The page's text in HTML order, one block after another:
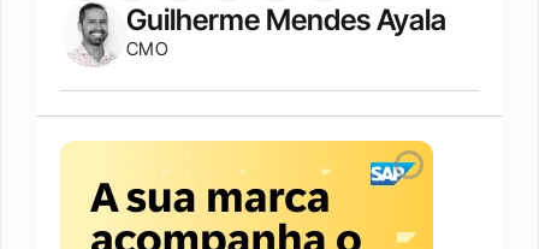
Guilherme Mendes Ayala
CMO